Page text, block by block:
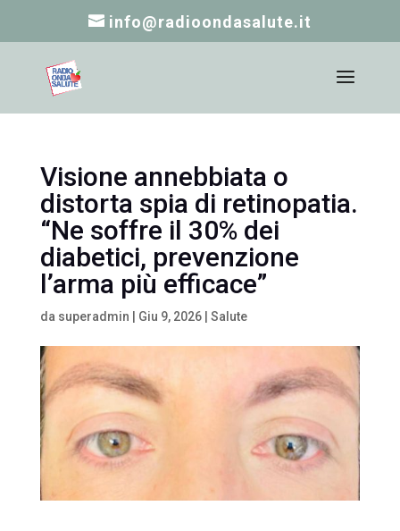
info@radioondasalute.it
Visione annebbiata o
distorta spia di retinopatia.
“Ne soffre il 30% dei
diabetici, prevenzione
l’arma più efficace”
da superadmin Giu 9, 2026| Salute